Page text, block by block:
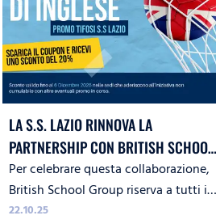
LA S.S. LAZIO RINNOVA LA
PARTNERSHIP CON BRITISH SCHOOL
GROUP
Per celebrare questa collaborazione,
British School Group riserva a tutti i
tifosi biancocelesti una promozione
22.10.25